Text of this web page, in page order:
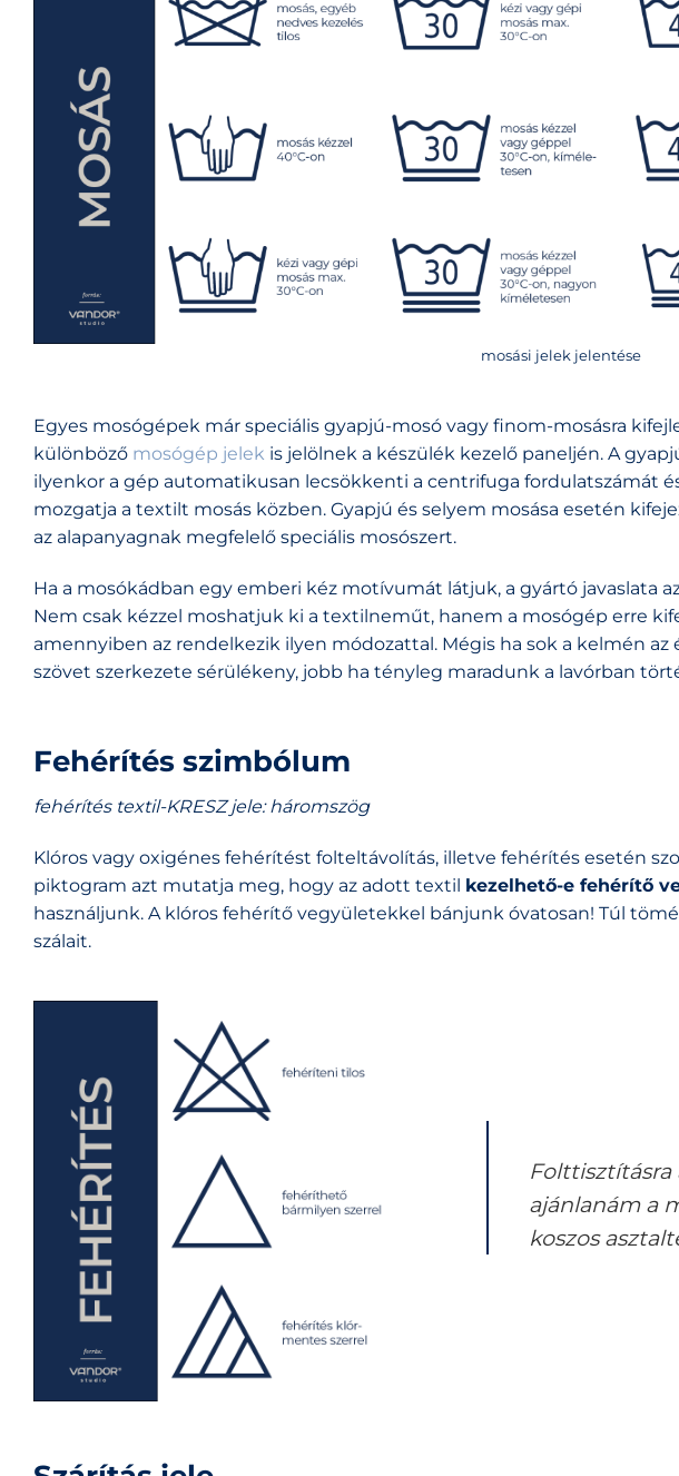
mosási jelek jelentése
Egyes mosógépek már speciális gyapjú-mosó vagy finom-mosásra
különböző mosógép jelek is jelölnek a készülék kezelő paneljén. A
ilyenkor a gép automatikusan lecsökkenti a centrifuga fordulatszámát
mozgatja a textilt mosás közben. Gyapjú és selyem mosása esetén
az alapanyagnak megfelelő speciális mosószert.
Ha a mosókádban egy emberi kéz motívumát látjuk, a gyártó javaslata
Nem csak kézzel moshatjuk ki a textilneműt, hanem a mosógép erre
amennyiben az rendelkezik ilyen módozattal. Mégis ha sok a kelmén az
szövet szerkezete sérülékeny, jobb ha tényleg maradunk a lavórban
Fehérítés szimbólum
fehérítés textil-KRESZ jele: háromszög
Klóros vagy oxigénes fehérítést folteltávolítás, illetve fehérítés esetén
piktogram azt mutatja meg, hogy az adott textil kezelhető-e fehérítő
használjunk. A klóros fehérítő vegyületekkel bánjunk óvatosan! Túl
szálait.
ajánlanám a
koszos